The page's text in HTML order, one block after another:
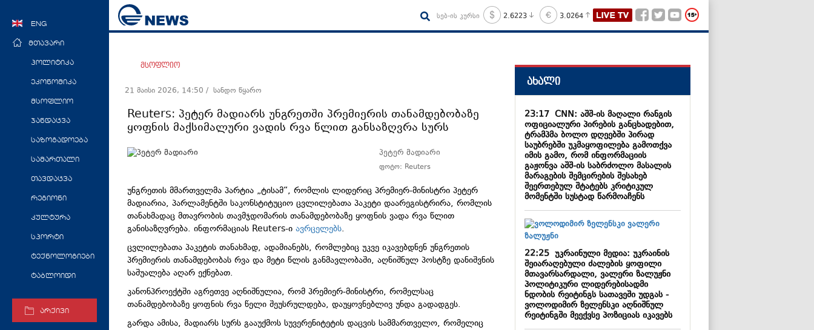
ENG
მთავარი
პოლიტიკა
ეკონომიკა
მსოფლიო
ჯანდაცვა
საზოგადოება
სამართალი
თავდაცვა
რეგიონი
კულტურა
სპორტი
ტექნოლოგიები
ტაბლოიდი
არქივი
სებ-ის კურსი 2.6223 3.0264
მსოფლიო
21 მაისი 2026, 14:50 / სანდო წყარო
Reuters: პეტერ მადიარს უნგრეთში პრემიერის თანამდებობაზე
ყოფნის მაქსიმალური ვადის რვა წლით განსაზღვრა სურს
პეტერ მადიარი
ფოტო: Reuters
უნგრეთის მმართველმა პარტია „ტისამ“, რომლის ლიდერიც პრემიერ-მინისტრი პეტერ
მადიარია, პარლამენტში საკონსტიტუციო ცვლილებათა პაკეტი დაარეგისტრირა, რომლის
თანახმადაც მთავრობის თავმჯდომარის თანამდებობაზე ყოფნის ვადა რვა წლით
განისაზღვრება. ინფორმაციას Reuters-ი ავრცელებს.
ცვლილებათა პაკეტის თანახმად, ადამიანებს, რომლებიც უკვე იკავებდნენ უნგრეთის
პრემიერის თანამდებობას რვა და მეტი წლის განმავლობაში, აღნიშნულ პოსტზე დანიშვნის
საშუალება აღარ ექნებათ.
კანონპროექტში აგრეთვე აღნიშნულია, რომ პრემიერ-მინისტრი, რომელსაც
თანამდებობაზე ყოფნის რვა წელი შეუსრულდება, დაუყოვნებლივ უნდა გადადგეს.
გარდა ამისა, მადიარს სურს გააუქმოს სუვერენიტეტის დაცვის სამმართველო, რომელიც
ახალი
23:17CNN: აშშ-ის მაღალი რანგის
ოფიციალური პირების განცხადებით,
ტრამპმა ბოლო დღეებში პირად
საუბრებში უკმაყოფილება გამოთქვა
იმის გამო, რომ ინფორმაციის
გაჟონვა აშშ-ის საბრძოლო მასალის
მარაგების შემცირების შესახებ
შეერთებულ შტატებს კრიტიკულ
მომენტში სუსტად წარმოაჩენს
22:25უკრაინული მედია: უკრაინის
შეიარაღებული ძალების ყოფილი
მთავარსარდალი, ვალერი ზალუჟნი
პოლიტიკური ლიდერებისადმი
ნდობის რეიტინგს სათავეში უდგას -
ვოლოდიმირ ზელენსკი აღნიშნულ
რეიტინგში მეექვსე პოზიციას იკავებს